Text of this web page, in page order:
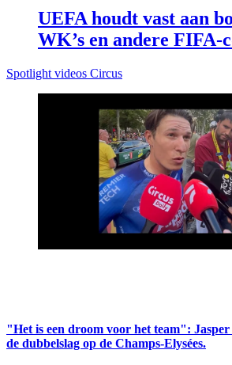
UEFA houdt vast aan
WK’s en andere FIFA-
Spotlight videos Circus
"Het is een droom voor het team":
de dubbelslag op de Champs-Elysées.